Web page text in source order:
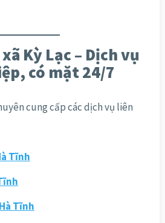
Kỳ Lạc – Dịch vụ
có mặt 24/7
cung cấp các dịch vụ liên
Tĩnh
Tĩnh